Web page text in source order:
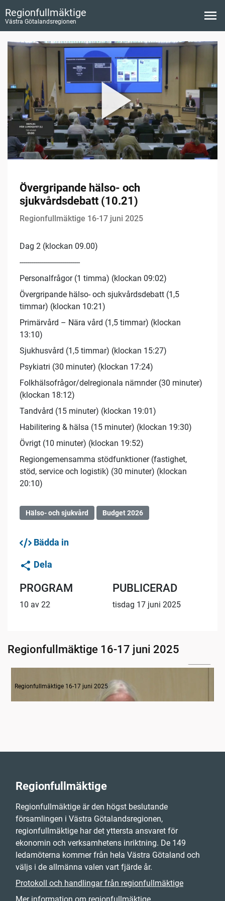
Regionfullmäktige
Västra Götalandsregionen
Övergripande hälso- och
sjukvårdsdebatt (10.21)
Regionfullmäktige 16-17 juni 2025
Dag 2 (klockan 09.00)
------------------------------
Personalfrågor (1 timma) (klockan 09:02)
Övergripande hälso- och sjukvårdsdebatt (1,5
timmar) (klockan 10:21)
Primärvård – Nära vård (1,5 timmar) (klockan
13:10)
Sjukhusvård (1,5 timmar) (klockan 15:27)
Psykiatri (30 minuter) (klockan 17:24)
Folkhälsofrågor/delregionala nämnder (30 minuter)
(klockan 18:12)
Tandvård (15 minuter) (klockan 19:01)
Habilitering & hälsa (15 minuter) (klockan 19:30)
Övrigt (10 minuter) (klockan 19:52)
Regiongemensamma stödfunktioner (fastighet,
stöd, service och logistik) (30 minuter) (klockan
20:10)
Hälso- och sjukvård Budget 2026
Bädda in
Dela
PROGRAM
10 av 22
PUBLICERAD
tisdag 17 juni 2025
Regionfullmäktige 16-17 juni 2025
Regionfullmäktige 16-17 juni 2025
Regionfullmäktige
Regionfullmäktige är den högst beslutande
församlingen i Västra Götalandsregionen,
regionfullmäktige har det yttersta ansvaret för
ekonomin och verksamhetens inriktning. De 149
ledamöterna kommer från hela Västra Götaland och
väljs i de allmänna valen vart fjärde år.
Protokoll och handlingar från regionfullmäktige